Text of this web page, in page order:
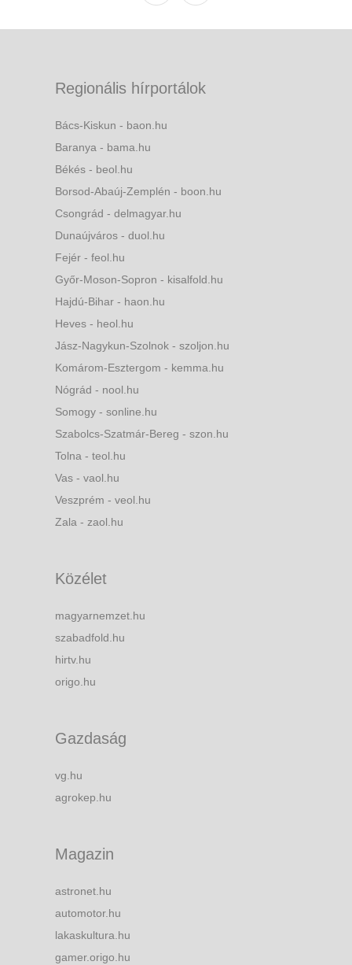
Regionális hírportálok
Bács-Kiskun - baon.hu
Baranya - bama.hu
Békés - beol.hu
Borsod-Abaúj-Zemplén - boon.hu
Csongrád - delmagyar.hu
Dunaújváros - duol.hu
Fejér - feol.hu
Győr-Moson-Sopron - kisalfold.hu
Hajdú-Bihar - haon.hu
Heves - heol.hu
Jász-Nagykun-Szolnok - szoljon.hu
Komárom-Esztergom - kemma.hu
Nógrád - nool.hu
Somogy - sonline.hu
Szabolcs-Szatmár-Bereg - szon.hu
Tolna - teol.hu
Vas - vaol.hu
Veszprém - veol.hu
Zala - zaol.hu
Közélet
magyarnemzet.hu
szabadfold.hu
hirtv.hu
origo.hu
Gazdaság
vg.hu
agrokep.hu
Magazin
astronet.hu
automotor.hu
lakaskultura.hu
gamer.origo.hu